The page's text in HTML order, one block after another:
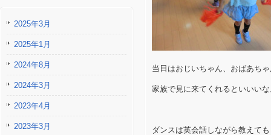
当日はおじいちゃん、おばあち
家族で見に来てくれるといいい
ダンスは英会話しながら教えて
2025年3月
2025年1月
2024年8月
2024年3月
2023年4月
2023年3月